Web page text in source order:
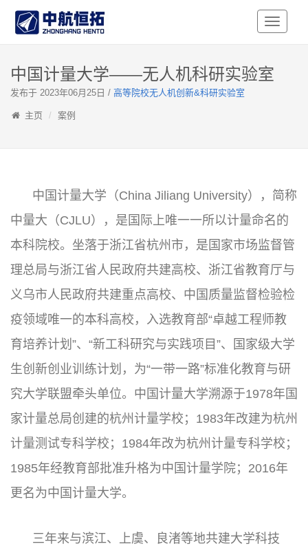
Toggle
中国计量大学——无人机科研实验室
发布于 2023年06月25日 / 高等院校无人机创新&科研实验室
主页 案例
中国计量大学（China Jiliang University），简称
中量大（CJLU），是国际上唯一一所以计量命名的
本科院校。坐落于浙江省杭州市，是国家市场监督管
理总局与浙江省人民政府共建高校、浙江省教育厅与
义乌市人民政府共建重点高校、中国质量监督检验检
疫领域唯一的本科高校，入选教育部“卓越工程师教
育培养计划”、“新工科研究与实践项目”、国家级大学
生创新创业训练计划，为“一带一路”标准化教育与研
究大学联盟牵头单位。中国计量大学溯源于1978年国
家计量总局创建的杭州计量学校；1983年改建为杭州
计量测试专科学校；1984年改为杭州计量专科学校；
1985年经教育部批准升格为中国计量学院；2016年
更名为中国计量大学。
三年来与滨江、上虞、良渚等地共建大学科技